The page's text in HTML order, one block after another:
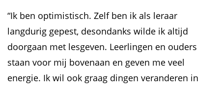
“Ik ben optimistisch. Zelf ben ik als leraar
langdurig gepest, desondanks wilde ik altijd
doorgaan met lesgeven. Leerlingen en ouders
staan voor mij bovenaan en geven me veel
energie. Ik wil ook graag dingen veranderen in